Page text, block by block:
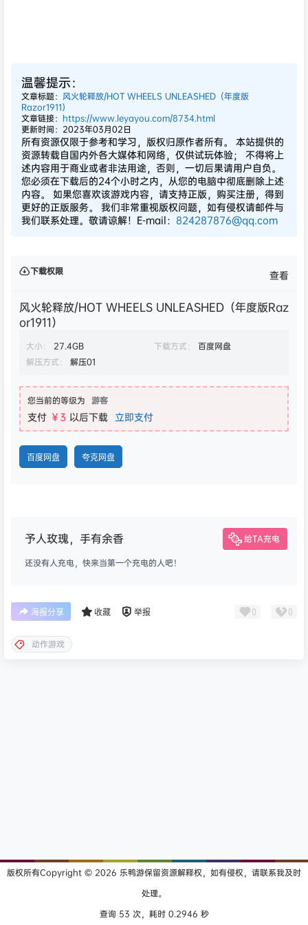
温馨提示：
文章标题： 风火轮释放/HOT WHEELS UNLEASHED（年度版
Razor1911）
文章链接： https://www.leyayou.com/8734.html
更新时间：2023年03月02日
所有资源仅限于参考和学习，版权归原作者所有。 本站提供的
资源转载自国内外各大媒体和网络，仅供试玩体验； 不得将上
述内容用于商业或者非法用途，否则，一切后果请用户自负。
您必须在下载后的24个小时之内，从您的电脑中彻底删除上述
内容。 如果您喜欢该游戏内容，请支持正版，购买注册，得到
更好的正版服务。 我们非常重视版权问题，如有侵权请邮件与
我们联系处理。敬请谅解！E-mail： 824287876@qq.com
下载权限 查看
风火轮释放/HOT WHEELS UNLEASHED（年度版Raz
or1911）
大小： 27.4GB 下载方式：
百度网盘
解压方式：
解压01
您当前的等级为 游客
支付 ￥3 以后下载 立即支付
百度网盘 夸克网盘
予人玫瑰，手有余香 给TA充电
还没有人充电，快来当第一个充电的人吧！
海报分享 收藏 举报 0 0
动作游戏
版权所有Copyright © 2026 乐鸭游保留资源解释权，如有侵权，请联系我及时
处理。
查询 53 次，耗时 0.2946 秒